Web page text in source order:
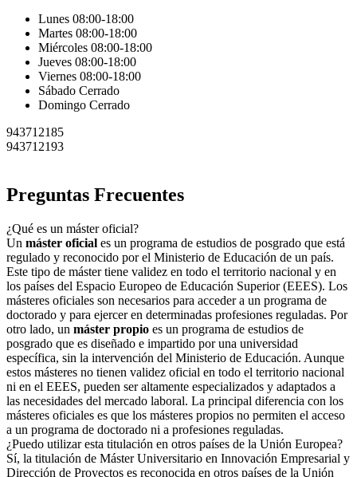
Lunes 08:00-18:00
Martes 08:00-18:00
Miércoles 08:00-18:00
Jueves 08:00-18:00
Viernes 08:00-18:00
Sábado Cerrado
Domingo Cerrado
943712185
943712193
Preguntas Frecuentes
¿Qué es un máster oficial?
Un máster oficial es un programa de estudios de posgrado que está
regulado y reconocido por el Ministerio de Educación de un país.
Este tipo de máster tiene validez en todo el territorio nacional y en
los países del Espacio Europeo de Educación Superior (EEES). Los
másteres oficiales son necesarios para acceder a un programa de
doctorado y para ejercer en determinadas profesiones reguladas. Por
otro lado, un máster propio es un programa de estudios de
posgrado que es diseñado e impartido por una universidad
específica, sin la intervención del Ministerio de Educación. Aunque
estos másteres no tienen validez oficial en todo el territorio nacional
ni en el EEES, pueden ser altamente especializados y adaptados a
las necesidades del mercado laboral. La principal diferencia con los
másteres oficiales es que los másteres propios no permiten el acceso
a un programa de doctorado ni a profesiones reguladas.
¿Puedo utilizar esta titulación en otros países de la Unión Europea?
Sí, la titulación de Máster Universitario en Innovación Empresarial y
Dirección de Proyectos es reconocida en otros países de la Unión